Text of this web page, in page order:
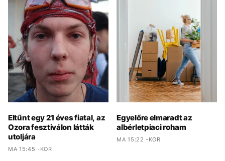
Eltűnt egy 21 éves fiatal, az
Ozora fesztiválon látták
utoljára
MA 15:45 -KOR
Egyelőre elmaradt az
albérletpiaci roham
MA 15:22 -KOR